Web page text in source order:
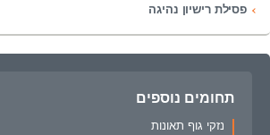
פסילת רישיון נהיגה
תחומים נוספים
נזקי גוף תאונות